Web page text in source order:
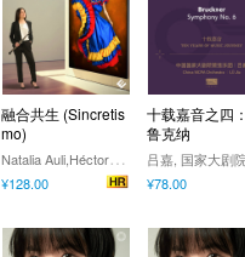
融合共生 (Sincretis
mo)
N
atalia Auli,Héctor Molina,Roberto Koch,David Auli Morales,Sylvain Borredon,Alexis Cardenas,Jésus González Brito
¥128.00
十载嘉音之四
鲁克纳
¥78.00